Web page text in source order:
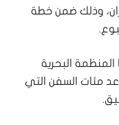
بحار مضيق هرمز منذ 23 حزيران، وذلك ضمن خطة
البحرية
مئات السفن التي